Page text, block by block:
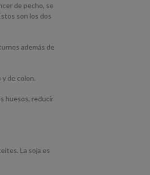
de pecho, se
son los dos
además de
de colon.
huesos, reducir
La soja es